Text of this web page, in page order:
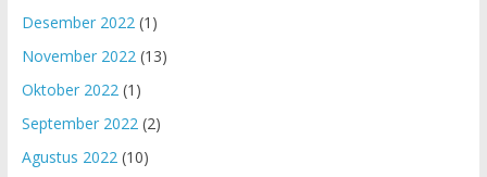
Desember 2022(1)
November 2022(13)
Oktober 2022(1)
September 2022(2)
Agustus 2022(10)